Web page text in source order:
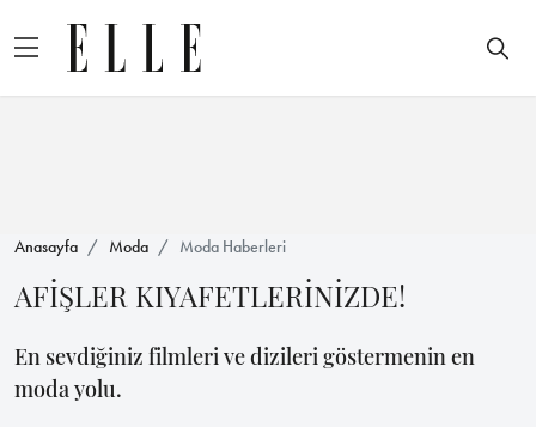
Anasayfa Moda Moda Haberleri
AFİŞLER KIYAFETLERİNİZDE!
En sevdiğiniz filmleri ve dizileri göstermenin en
moda yolu.